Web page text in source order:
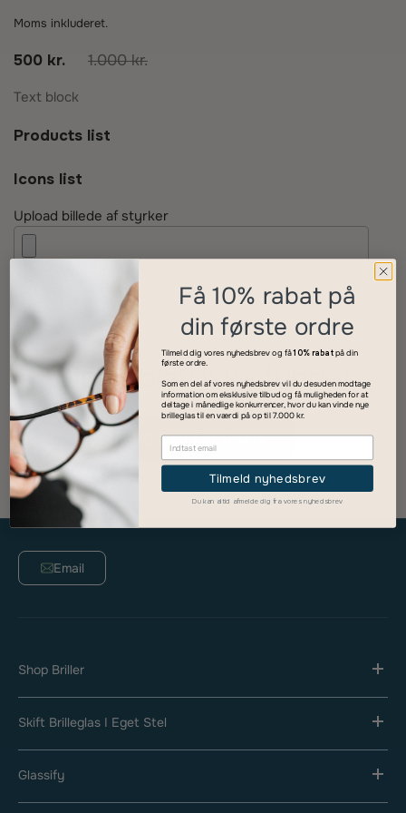
Moms inkluderet.
500 kr. 1.000 kr.
Text block
Products list
Icons list
Upload billede af styrker
Siden blev ikke fundet
Gå til forsiden
Email
Shop Briller
Skift Brilleglas I Eget Stel
Glassify
Få 10% rabat på
din første ordre
Tilmeld dig vores nyhedsbrev og få10% rabatpå din
første ordre.
Som en del af vores nyhedsbrev vil du desuden modtage
information om eksklusive tilbud og få muligheden for at
deltage i månedlige konkurrencer, hvor du kan vinde nye
brilleglas til en værdi på op til 7.000 kr.
Tilmeld nyhedsbrev
Du kan altid afmelde dig fra vores nyhedsbrev